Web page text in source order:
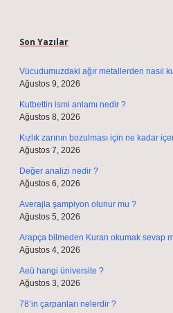
Son Yazılar
Vücudumuzdaki ağır metallerden nasıl
Ağustos 9, 2026
Kutbettin ismi anlamı nedir ?
Ağustos 8, 2026
Kızlık zarının bozulması için ne kadar
Ağustos 7, 2026
Değer analizi nedir ?
Ağustos 6, 2026
Averajla şampiyon olunur mu ?
Ağustos 5, 2026
Arapça bilmeden Kuran okumak sevap
Ağustos 4, 2026
Aeü hangi üniversite ?
Ağustos 3, 2026
78’in çarpanları nelerdir ?